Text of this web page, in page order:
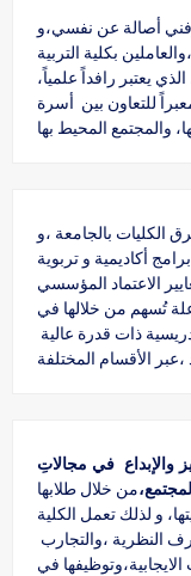
أصالة عن نفسي،و
بكلية التربية
يعتبر رافداً علمياً،
للتعاون بين أسرة
الكليات بالجامعة ،و
أكاديمية و تربوية
الاعتماد المؤسسي
تُسهم من خلالها في
ذات قدرة عالية
والإبداع في مجالاتِ
من خلال طلابها
و لذلك تعمل الكلية
النظرية ،والتجارب
في